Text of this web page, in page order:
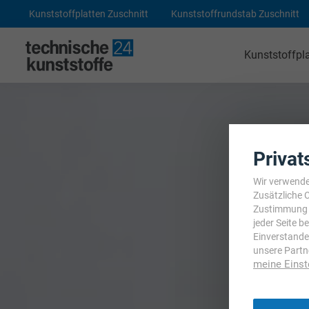
Kunststoffplatten Zuschnitt Kunststoffrundstab Zuschnitt
Wir
Zusätzliche
Zustimmung
jeder Seite
unsere
meine